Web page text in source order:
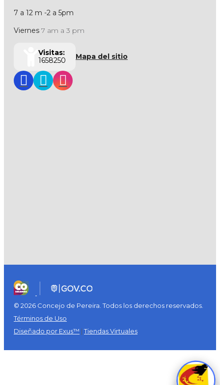
7 a 12 m -2 a 5pm
Viernes 7 am a 3 pm
Visitas:
1658250
Mapa del sitio
© 2026 Concejo de Pereira. Todos los derechos reservados.
Términos de Uso
Diseñado por Exus™ |Tiendas Virtuales